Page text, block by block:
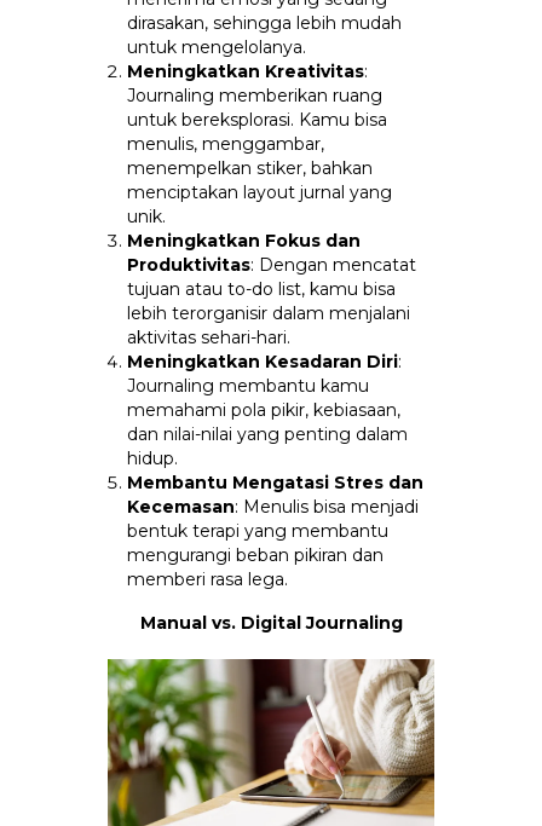
dirasakan, sehingga lebih mudah
untuk mengelolanya.
Meningkatkan Kreativitas:
Journaling memberikan ruang
untuk bereksplorasi. Kamu bisa
menulis, menggambar,
menempelkan stiker, bahkan
menciptakan layout jurnal yang
unik.
Meningkatkan Fokus dan
Produktivitas: Dengan mencatat
tujuan atau to-do list, kamu bisa
lebih terorganisir dalam menjalani
aktivitas sehari-hari.
Meningkatkan Kesadaran Diri:
Journaling membantu kamu
memahami pola pikir, kebiasaan,
dan nilai-nilai yang penting dalam
hidup.
Membantu Mengatasi Stres dan
Kecemasan: Menulis bisa menjadi
bentuk terapi yang membantu
mengurangi beban pikiran dan
memberi rasa lega.
Manual vs. Digital Journaling